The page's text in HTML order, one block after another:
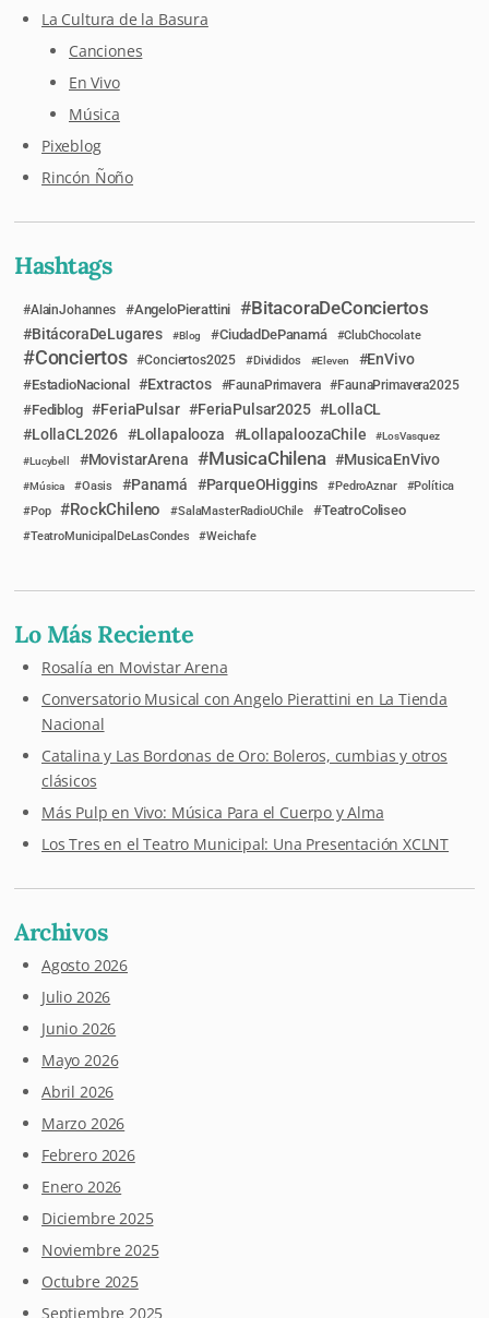
La Cultura de la Basura
Canciones
En Vivo
Música
Pixeblog
Rincón Ñoño
Hashtags
AlainJohannes AngeloPierattini BitacoraDeConciertos
BitácoraDeLugares Blog CiudadDePanamá ClubChocolate
Conciertos Conciertos2025 Divididos Eleven EnVivo
EstadioNacional Extractos FaunaPrimavera FaunaPrimavera2025
Fediblog FeriaPulsar FeriaPulsar2025
LollaCL
LollaCL2026
Lollapalooza LollapaloozaChile
LosVasquez
Lucybell
MovistarArena MusicaChilena MusicaEnVivo
Música Oasis Panamá ParqueOHiggins PedroAznar
Política
Pop
RockChileno SalaMasterRadioUChile TeatroColiseo
TeatroMunicipalDeLasCondes Weichafe
Lo Más Reciente
Rosalía en Movistar Arena
Conversatorio Musical con Angelo Pierattini en La Tienda
Nacional
Catalina y Las Bordonas de Oro: Boleros, cumbias y otros
clásicos
Más Pulp en Vivo: Música Para el Cuerpo y Alma
Los Tres en el Teatro Municipal: Una Presentación XCLNT
Archivos
Agosto 2026
Julio 2026
Junio 2026
Mayo 2026
Abril 2026
Marzo 2026
Febrero 2026
Enero 2026
Diciembre 2025
Noviembre 2025
Octubre 2025
Septiembre 2025